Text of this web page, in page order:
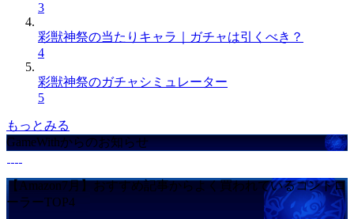
3
彩獣神祭の当たりキャラ｜ガチャは引くべき？
4
彩獣神祭のガチャシミュレーター
5
もっとみる
GameWithからのお知らせ
【Amazon7月】おすすめ記事からよく買われているコントロ
ーラーTOP4